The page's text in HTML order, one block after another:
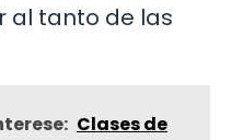
al tanto de las
Clases de